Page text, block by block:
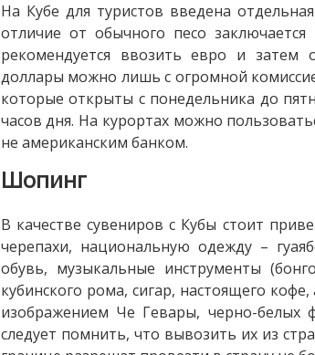
На Кубе для туристов введена
отличие от обычного песо
рекомендуется ввозить евро и затем
доллары можно лишь с огромной
которые открыты с понедельника до
часов дня. На курортах можно
не американским банком.
Шопинг
В качестве сувениров с Кубы стоит
черепахи, национальную одежду –
обувь, музыкальные инструменты
кубинского рома, сигар, настоящего
изображением Че Гевары, черно-белых
следует помнить, что вывозить их из